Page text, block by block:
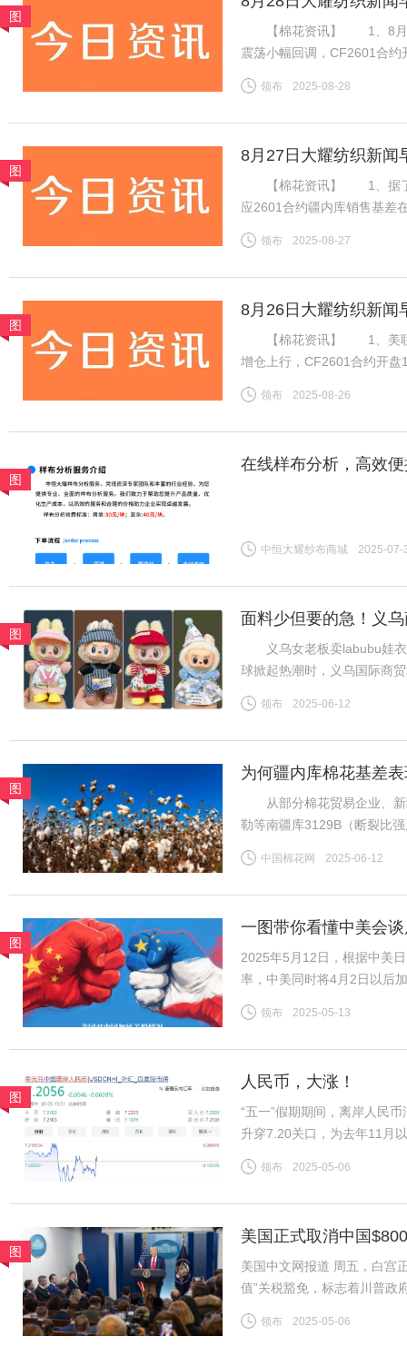
图
【棉花资讯】 1、8月27
震荡小幅回调，CF2601合
下游棉纱市场交投一般，棉
领布 2025-08-28
图
8月27日大耀纺织新闻
【棉花资讯】 1、据了解
应2601合约疆内库销售基差
内地库新疆机采棉4129B含杂
领布 2025-08-27
图
8月26日大耀纺织新闻
【棉花资讯】 1、美联储
增仓上行，CF2601合约开
增订单数量有限，但旺季需
领布 2025-08-26
图
在线样布分析，高效
中恒大耀纱布商城 2025-07-
图
面料少但要的急！义
义乌女老板卖labubu娃衣
球掀起热潮时，义乌国际商
终空空如也——订单像潮水
领布 2025-06-12
图
为何疆内库棉花基差
从部分棉花贸易企业、新
勒等南疆库3129B（断裂比
比强度28-30CN/TEX）基差
中国棉花网 2025-06-12
图
一图带你看懂中美会
2025年5月12日，根据中美
率，中美同时将4月2日以后
施24%。再加上2月美国以芬
领布 2025-05-13
图
人民币，大涨！
“五一”假期期间，离岸人民
升穿7.20关口，为去年11月
美股、美债、美元涨。同时
领布 2025-05-06
图
美国正式取消中国
美国中文网报道 周五，白宫
值”关税豁免，标志着川普政
包裹积压的混乱局面而推迟
领布 2025-05-06